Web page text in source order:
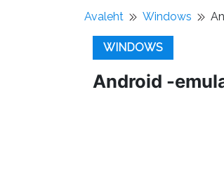
Avaleht Windows
WINDOWS
Android -